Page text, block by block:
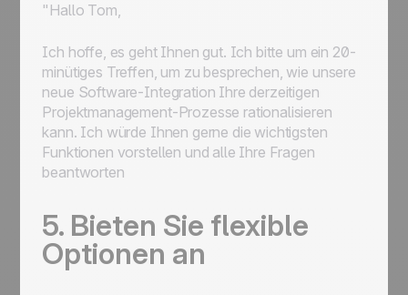
"Hallo Tom,
Ich hoffe, es geht Ihnen gut. Ich bitte um ein 20-
minütiges Treffen, um zu besprechen, wie unsere
neue Software-Integration Ihre derzeitigen
Projektmanagement-Prozesse rationalisieren
kann. Ich würde Ihnen gerne die wichtigsten
Funktionen vorstellen und alle Ihre Fragen
beantworten
5. Bieten Sie flexible
Optionen an